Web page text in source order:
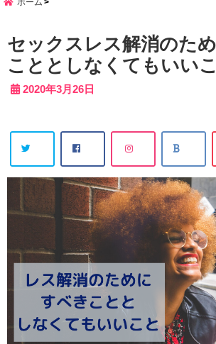
ホーム
セックスレス解消のた
こととしなくてもいい
2020年3月26日